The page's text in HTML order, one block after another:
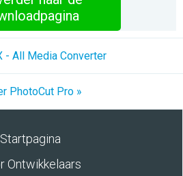
- All Media Converter
PhotoCut Pro »
Startpagina
Ontwikkelaars